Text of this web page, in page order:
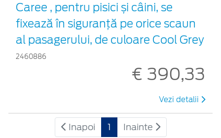
Caree , pentru pisici și câini, se
fixează în siguranță pe orice scaun
al pasagerului, de culoare Cool Grey
2460886
€ 390,33
Vezi detalii
Inapoi 1 Inainte